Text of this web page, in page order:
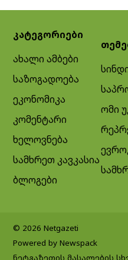
კატეგორიები
ახალი ამბები
საზოგადოება
ეკონომიკა
კომენტარი
ხელოვნება
სამხრეთ კავკასია
ბლოგები
ომი
© 2026 Netgazeti
Powered by Newspack
ნეტგაზეთის მასალების